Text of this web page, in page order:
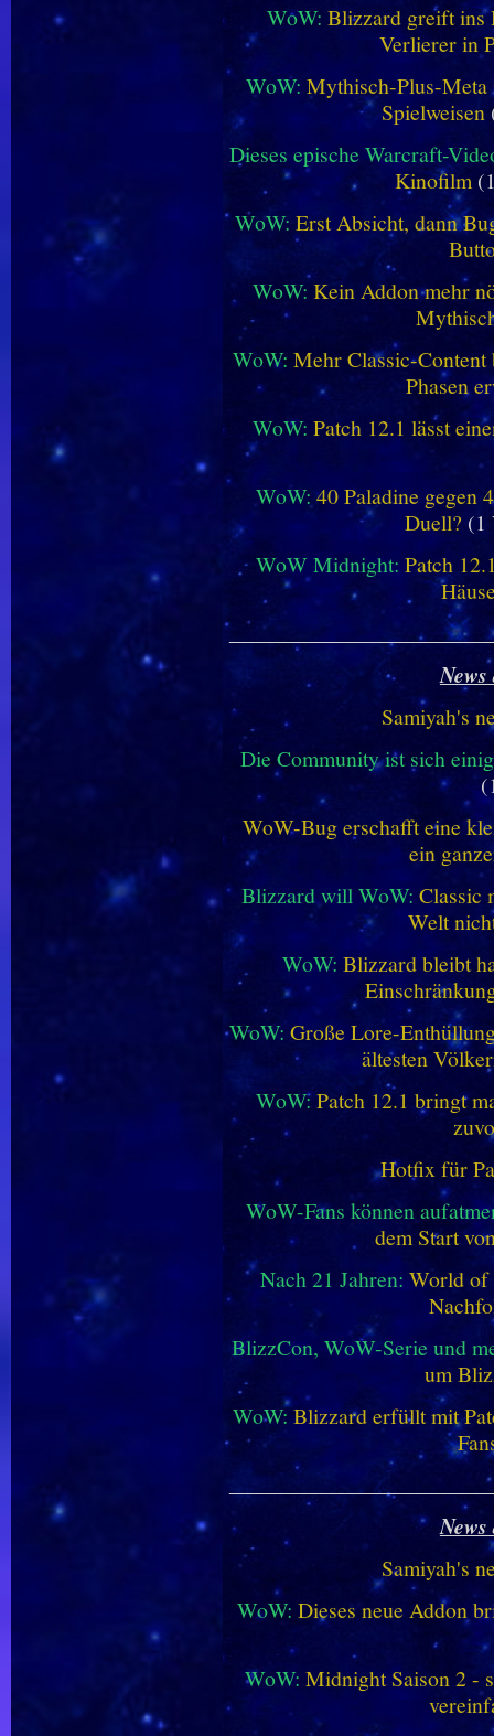
WoW: Blizzard greift ins
Verlierer in
WoW: Mythisch-Plus-Meta
Spielweisen
Dieses epische Warcraft-
Kinofilm
WoW: Erst Absicht, dann
WoW: Kein Addon mehr
WoW: Mehr Classic-
Phasen
WoW: Patch 12.1 lässt
WoW: 40 Paladine gegen
Duell? (1
WoW Midnight: Patch
Samiyah's
Die Community ist sich
WoW-Bug erschafft eine
ein
Blizzard will WoW: Classic
Welt
WoW: Blizzard bleibt
WoW:Große Lore-
ältesten
WoW:Patch 12.1 bringt
Hotfix für
WoW-Fans können
dem Start
Nach 21 Jahren: World of
BlizzCon, WoW-Serie und
um
WoW:Blizzard erfüllt mit
Samiyah's
WoW: Dieses neue Addon
WoW: Midnight Saison 2 -